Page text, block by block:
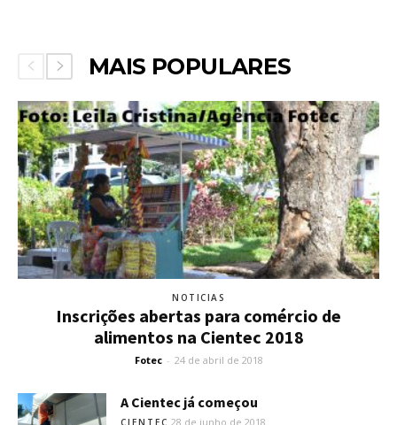
MAIS POPULARES
NOTICIAS
Inscrições abertas para comércio de
alimentos na Cientec 2018
Fotec - 24 de abril de 2018
A Cientec já começou
CIENTEC 28 de junho de 2018